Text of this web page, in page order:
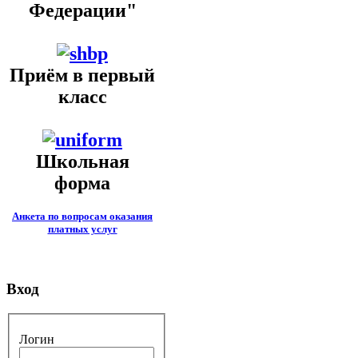
Федерации"
Приём в первый
класс
Школьная
форма
Анкета по вопросам оказания
платных услуг
Вход
Логин